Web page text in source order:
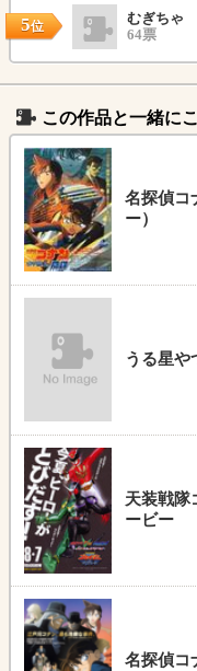
5位
むぎちゃ
64票
この作品と一緒に
名探偵
ー）
うる星
天装戦
ービー
名探偵コ